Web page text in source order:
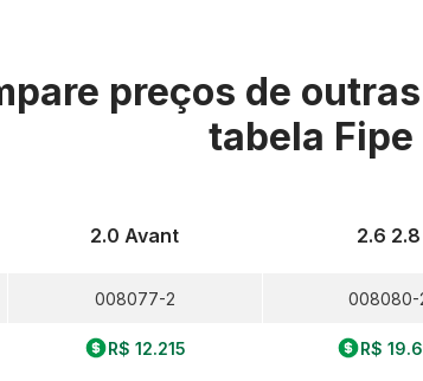
preços de
tabela Fipe
2.0 Avant
008077-2
R$ 12.215
2.6 2.8
008080-
R$